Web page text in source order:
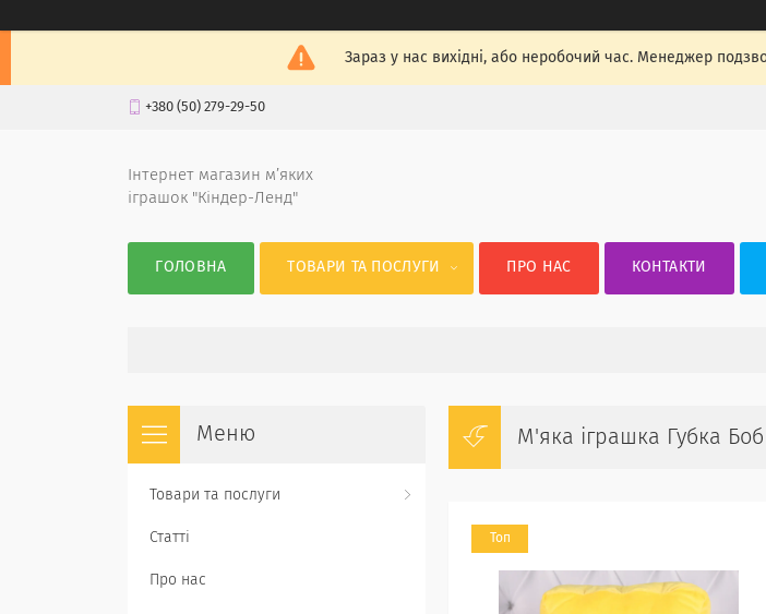
Зараз у нас вихідні, або неробочий час. Менеджер
+380 (50) 279-29-50
Інтернет магазин м’яких
іграшок "Кіндер-Ленд"
ГОЛОВНА ТОВАРИ ТА ПОСЛУГИ ПРО НАС КОНТАКТИ
М'яка іграшка Губка
Топ
Товари та послуги
Статті
Про нас